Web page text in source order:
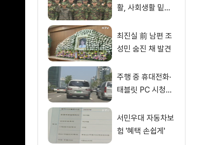
활, 사회생활 밑거
최진실 前 남편 조
성민 숨진 채 발견
주행 중 휴대전화·
태블릿 PC 시청도
서민우대 자동차보
험 '혜택 손쉽게'